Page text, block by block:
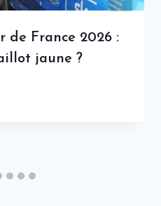
de France 2026 :
jaune ?